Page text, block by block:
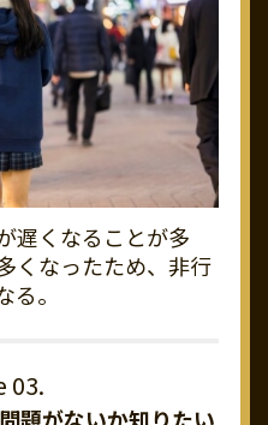
遅くなることが多
くなったため、非行
。
問題がないか知りたい